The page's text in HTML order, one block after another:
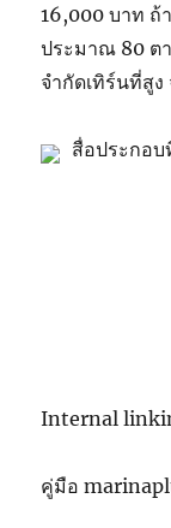
16,000 บาท ถ้
ประมาณ 80 ต
จำกัดเทิร์นที่สู
สื่อประกอ
Internal
คู่มือ